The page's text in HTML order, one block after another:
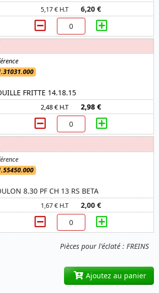
Pièces pour l'éclaté : FREINS
5,17 € H.T 6,20 €
FRITTE 14.18.15
2,48 € H.T 2,98 €
8.30 PF CH 13 RS BETA
1,67 € H.T 2,00 €
Ajoutez au panier